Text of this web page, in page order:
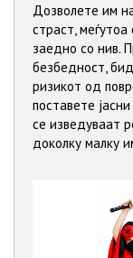
Дозволете им
страст,
заедно со нив.
безбедност,
ризикот од
поставете
се изведуваат
доколку малку